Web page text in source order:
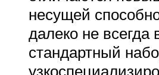
несущей
далеко не всегда
стандартный